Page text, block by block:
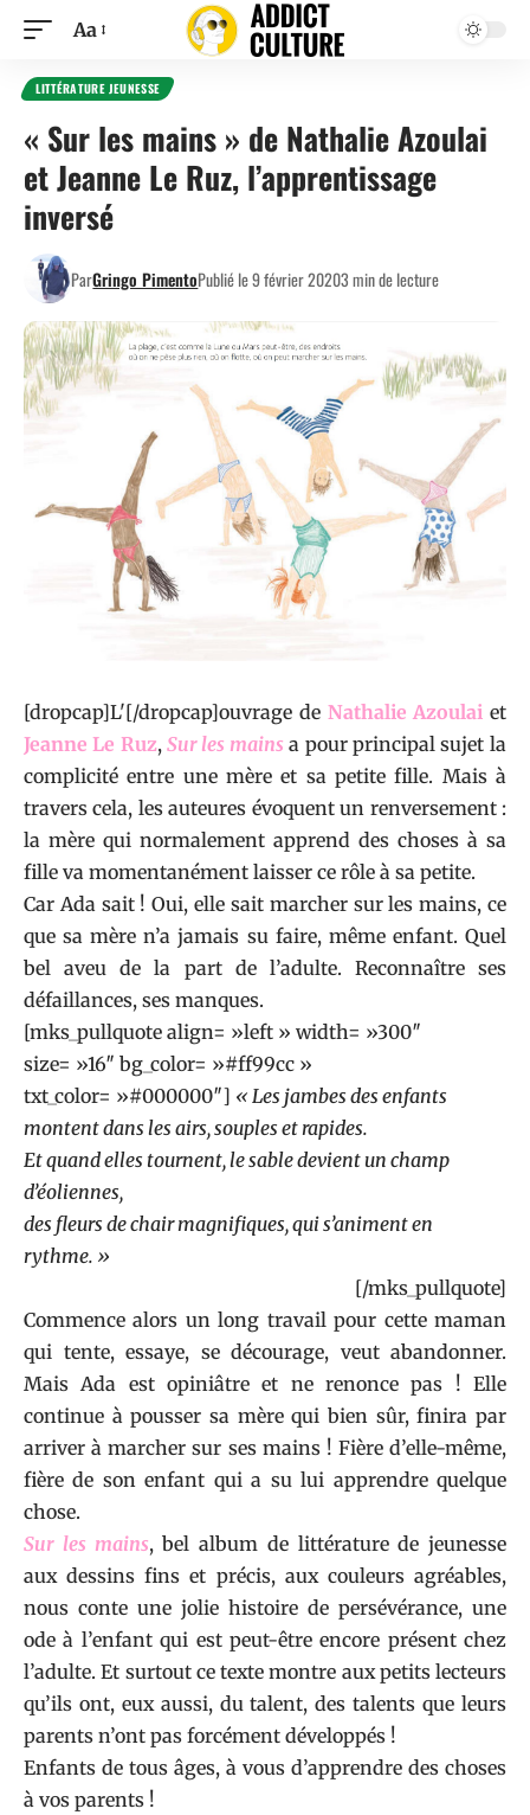
Aa
LITTÉRATURE JEUNESSE
« Sur les mains » de Nathalie Azoulai
et Jeanne Le Ruz, l’apprentissage
inversé
ParGringo PimentoPublié le 9 février 20203 min de lecture
[dropcap]L'[/dropcap]ouvrage de Nathalie Azoulai et
Jeanne Le Ruz,Sur les mains a pour principal sujet la
complicité entre une mère et sa petite fille. Mais à
travers cela, les auteures évoquent un renversement :
la mère qui normalement apprend des choses à sa
fille va momentanément laisser ce rôle à sa petite.
Car Ada sait ! Oui, elle sait marcher sur les mains, ce
que sa mère n’a jamais su faire, même enfant. Quel
bel aveu de la part de l’adulte. Reconnaître ses
défaillances, ses manques.
[mks_pullquote align= »left » width= »300″
size= »16″ bg_color= »#ff99cc »
txt_color= »#000000″] « Les jambes des enfants
montent dans les airs, souples et rapides.
Et quand elles tournent, le sable devient un champ
d’éoliennes,
des fleurs de chair magnifiques, qui s’animent en
rythme. »
[/mks_pullquote]
Commence alors un long travail pour cette maman
qui tente, essaye, se décourage, veut abandonner.
Mais Ada est opiniâtre et ne renonce pas ! Elle
continue à pousser sa mère qui bien sûr, finira par
arriver à marcher sur ses mains ! Fière d’elle-même,
fière de son enfant qui a su lui apprendre quelque
chose.
Sur les mains, bel album de littérature de jeunesse
aux dessins fins et précis, aux couleurs agréables,
nous conte une jolie histoire de persévérance, une
ode à l’enfant qui est peut-être encore présent chez
l’adulte. Et surtout ce texte montre aux petits lecteurs
qu’ils ont, eux aussi, du talent, des talents que leurs
parents n’ont pas forcément développés !
Enfants de tous âges, à vous d’apprendre des choses
à vos parents !